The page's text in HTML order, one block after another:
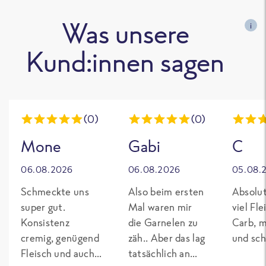
Was unsere
Kund:innen sagen
i
(0)
Mone
06.08.2026
Schmeckte uns
super gut.
Konsistenz
cremig, genügend
Fleisch und auch
(0)
Gabi
06.08.2026
Also beim ersten
Mal waren mir
die Garnelen zu
zäh.. Aber das lag
tatsächlich an
C
viel
Carb,
und